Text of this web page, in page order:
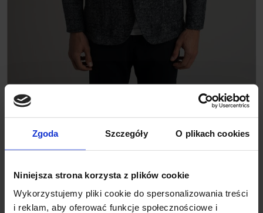
Zgoda Szczegóły O plikach cookies
Niniejsza strona korzysta z plików cookie
Wykorzystujemy pliki cookie do spersonalizowania treści
i reklam, aby oferować funkcje społecznościowe i
1 299,00 ZŁ